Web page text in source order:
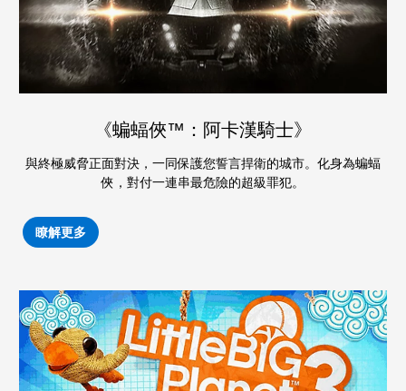
《蝙蝠俠™：阿卡漢騎士》
與終極威脅正面對決，一同保護您誓言捍衛的城市。化身為蝙蝠
俠，對付一連串最危險的超級罪犯。
瞭解更多